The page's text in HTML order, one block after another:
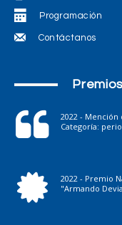
Programación
Contáctanos
2022 -
Categoría:
2022 - Premio
"Armando